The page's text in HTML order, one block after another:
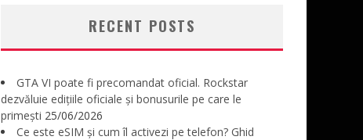
RECENT POSTS
GTA VI poate fi precomandat oficial. Rockstar
dezvăluie edițiile oficiale și bonusurile pe care le
primești 25/06/2026
Ce este eSIM și cum îl activezi pe telefon? Ghid